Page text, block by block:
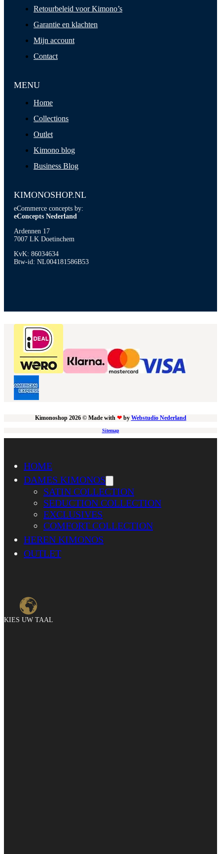
Retourbeleid voor Kimono’s
Garantie en klachten
Mijn account
Contact
MENU
Home
Collections
Outlet
Kimono blog
Business Blog
KIMONOSHOP.NL
eCommerce concepts by:
eConcepts Nederland
Ardennen 17
7007 LK Doetinchem
KvK: 86034634
Btw-id: NL004181586B53
Kimonoshop 2026 © Made with ❤ by Webstudio Nederland
Sitemap
HOME
DAMES KIMONOS
SATIN COLLECTION
SEDUCTION COLLECTION
EXCLUSIVES
COMFORT COLLECTION
HEREN KIMONOS
OUTLET
KIES UW TAAL